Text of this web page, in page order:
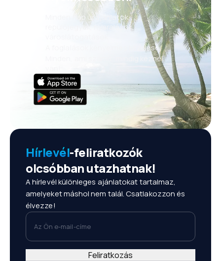
Minden nap új ajánlatok:
repülőjegyek, nyaralások,
A foglalások kényelmes kezelése
Minden, ami számít, mindig kéznél
Hírlevél-feliratkozók
olcsóbban utazhatnak!
A hírlevél különleges ajánlatokat tartalmaz,
amelyeket máshol nem talál. Csatlakozzon és
élvezze!
Az Ön e-mail-címe
Feliratkozás